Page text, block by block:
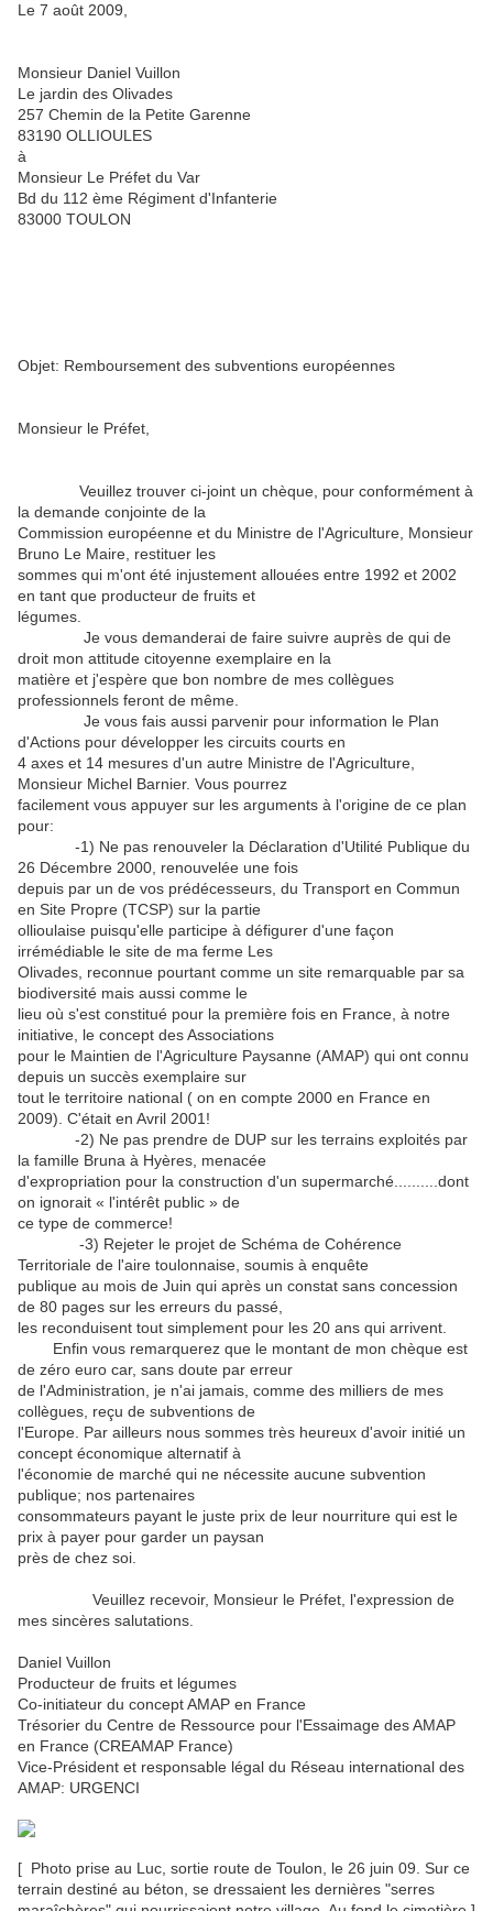
Le 7 août 2009,
Monsieur Daniel Vuillon
Le jardin des Olivades
257 Chemin de la Petite Garenne
83190 OLLIOULES
à
Monsieur Le Préfet du Var
Bd du 112 ème Régiment d'Infanterie
83000 TOULON
Objet: Remboursement des subventions européennes
Monsieur le Préfet,
Veuillez trouver ci-joint un chèque, pour conformément à
la demande conjointe de la
Commission européenne et du Ministre de l'Agriculture, Monsieur
Bruno Le Maire, restituer les
sommes qui m'ont été injustement allouées entre 1992 et 2002
en tant que producteur de fruits et
légumes.
Je vous demanderai de faire suivre auprès de qui de
droit mon attitude citoyenne exemplaire en la
matière et j'espère que bon nombre de mes collègues
professionnels feront de même.
Je vous fais aussi parvenir pour information le Plan
d'Actions pour développer les circuits courts en
4 axes et 14 mesures d'un autre Ministre de l'Agriculture,
Monsieur Michel Barnier. Vous pourrez
facilement vous appuyer sur les arguments à l'origine de ce plan
pour:
-1) Ne pas renouveler la Déclaration d'Utilité Publique du
26 Décembre 2000, renouvelée une fois
depuis par un de vos prédécesseurs, du Transport en Commun
en Site Propre (TCSP) sur la partie
ollioulaise puisqu'elle participe à défigurer d'une façon
irrémédiable le site de ma ferme Les
Olivades, reconnue pourtant comme un site remarquable par sa
biodiversité mais aussi comme le
lieu où s'est constitué pour la première fois en France, à notre
initiative, le concept des Associations
pour le Maintien de l'Agriculture Paysanne (AMAP) qui ont connu
depuis un succès exemplaire sur
tout le territoire national ( on en compte 2000 en France en
2009). C'était en Avril 2001!
-2) Ne pas prendre de DUP sur les terrains exploités par
la famille Bruna à Hyères, menacée
d'expropriation pour la construction d'un supermarché..........dont
on ignorait « l'intérêt public » de
ce type de commerce!
-3) Rejeter le projet de Schéma de Cohérence
Territoriale de l'aire toulonnaise, soumis à enquête
publique au mois de Juin qui après un constat sans concession
de 80 pages sur les erreurs du passé,
les reconduisent tout simplement pour les 20 ans qui arrivent.
Enfin vous remarquerez que le montant de mon chèque est
de zéro euro car, sans doute par erreur
de l'Administration, je n'ai jamais, comme des milliers de mes
collègues, reçu de subventions de
l'Europe. Par ailleurs nous sommes très heureux d'avoir initié un
concept économique alternatif à
l'économie de marché qui ne nécessite aucune subvention
publique; nos partenaires
consommateurs payant le juste prix de leur nourriture qui est le
prix à payer pour garder un paysan
près de chez soi.
Veuillez recevoir, Monsieur le Préfet, l'expression de
mes sincères salutations.
Daniel Vuillon
Producteur de fruits et légumes
Co-initiateur du concept AMAP en France
Trésorier du Centre de Ressource pour l'Essaimage des AMAP
en France (CREAMAP France)
Vice-Président et responsable légal du Réseau international des
AMAP: URGENCI
[ Photo prise au Luc, sortie route de Toulon, le 26 juin 09. Sur ce
terrain destiné au béton, se dressaient les dernières "serres